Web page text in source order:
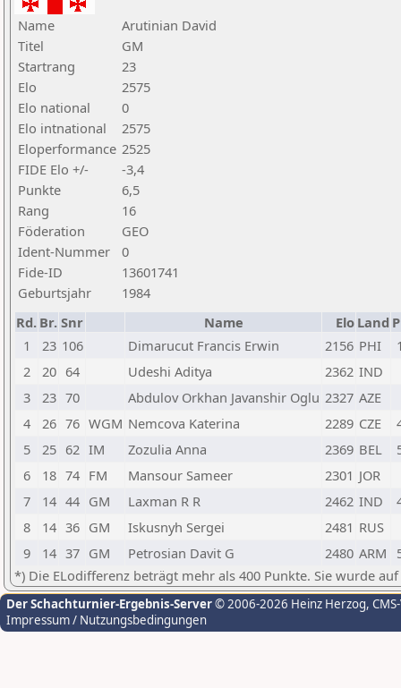
Name
Arutinian David
Titel
GM
Startrang
23
Elo
2575
Elo national
0
Elo intnational
2575
Eloperformance 2525
FIDE Elo +/-
-3,4
Punkte
6,5
Rang
16
Föderation
GEO
Ident-Nummer
0
Fide-ID
13601741
Geburtsjahr
1984
Rd. Br. Snr Name Elo Land
1
23 106 Dimarucut Francis Erwin 2156 PHI
2
20 64 Udeshi Aditya 2362 IND
3
23 70 Abdulov Orkhan Javanshir Oglu 2327 AZE
4
26 76 WGM Nemcova Katerina 2289 CZE
5
25 62 IM Zozulia Anna 2369 BEL
6
18 74 FM Mansour Sameer 2301 JOR
7
14 44 GM Laxman R R 2462 IND
8
14 36 GM Iskusnyh Sergei 2481 RUS
9
14 37 GM Petrosian Davit G 2480 ARM
*) Die ELodifferenz beträgt mehr als 400 Punkte. Sie wurde
Der Schachturnier-Ergebnis-Server© 2006-2026 Heinz Herzog,
Impressum / Nutzungsbedingungen